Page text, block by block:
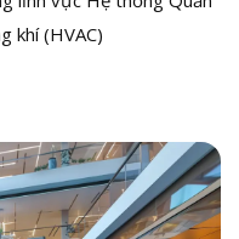
khí (HVAC)